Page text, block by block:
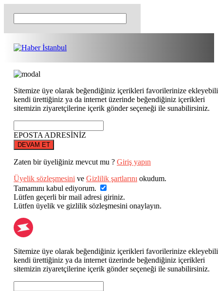
Sitemize üye olarak beğendiğiniz içerikleri favorilerinize
kendi ürettiğiniz ya da internet üzerinde beğendiğiniz içerikleri
sitemizin ziyaretçilerine içerik gönder seçeneği ile sunabilirsiniz.
EPOSTA ADRESİNİZ
DEVAM ET
Zaten bir üyeliğiniz mevcut mu ? Giriş yapın
Üyelik sözleşmesini ve Gizlilik şartlarını okudum.
Tamamını kabul ediyorum.
Lütfen geçerli bir mail adresi giriniz.
Lütfen üyelik ve gizlilik sözleşmesini onaylayın.
Sitemize üye olarak beğendiğiniz içerikleri favorilerinize
kendi ürettiğiniz ya da internet üzerinde beğendiğiniz içerikleri
sitemizin ziyaretçilerine içerik gönder seçeneği ile sunabilirsiniz.